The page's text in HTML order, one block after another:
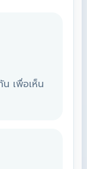
เพื่อเห็น